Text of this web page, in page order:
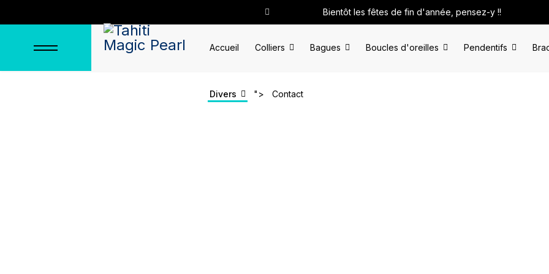
Bientôt les fêtes de fin d'année, pensez-y !!
Accueil Colliers Bagues Boucles d'oreilles Pendentifs
Divers "> Contact